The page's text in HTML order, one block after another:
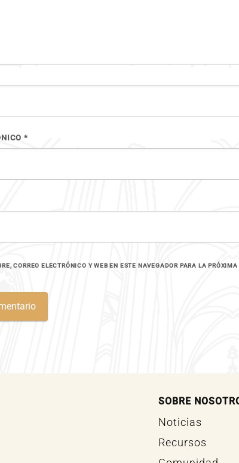
*
CORREO ELECTRÓNICO Y WEB EN ESTE NAVEGADOR PARA LA
SOBRE
Noticias
Recursos